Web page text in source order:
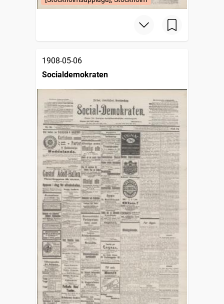
1908-05-06
Socialdemokraten